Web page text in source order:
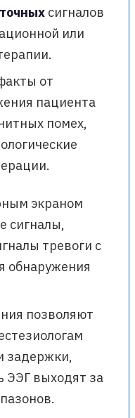
точных сигналов
или
от
пациента
помех,
экраном
сигналы,
тревоги с
обнаружения
позволяют
задержки,
ЭЭГ выходят за